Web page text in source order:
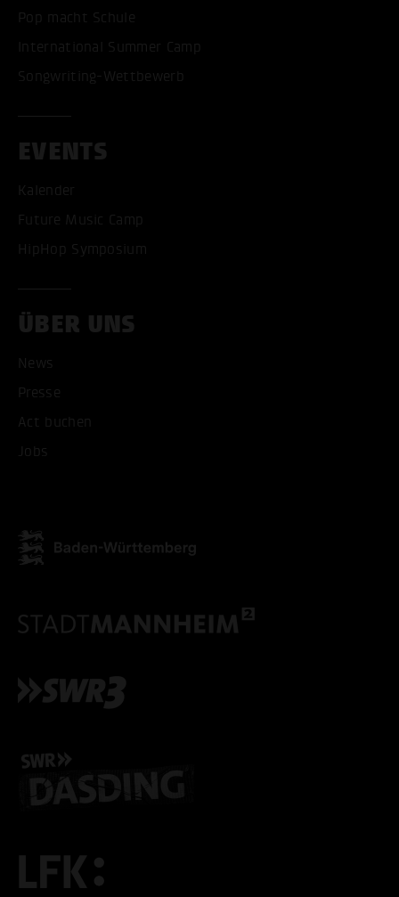
Pop macht Schule
International Summer Camp
Songwriting-Wettbewerb
EVENTS
Kalender
Future Music Camp
HipHop Symposium
ÜBER UNS
News
Presse
Act buchen
Jobs